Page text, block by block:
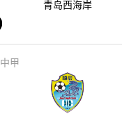
青岛西海岸
中甲